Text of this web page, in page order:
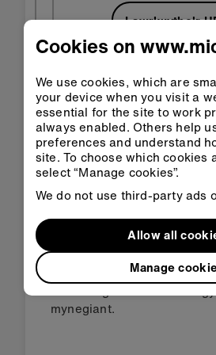
Lawrlwytho'r
Cam 3: Gwella
Arbrofi gyda'r gwahanol
newydd megis 'piffian
'disgleirio'.
Addasu'r rhaglen gydag
emosiynau neu dynnu llun
mynegiant.
Cookies on
We use cookies, which are
your device when you visit a
essential for the site to work
always enabled. Others help
preferences and understand
site. To choose which cookies
select “Manage cookies”.
We do not use third-party ads
Manage
Allow all